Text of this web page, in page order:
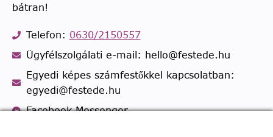
bátran!
Telefon: 0630/2150557
Ügyfélszolgálati e-mail: hello@festede.hu
Egyedi képes számfestőkkel kapcsolatban:
egyedi@festede.hu
Facebook Messenger